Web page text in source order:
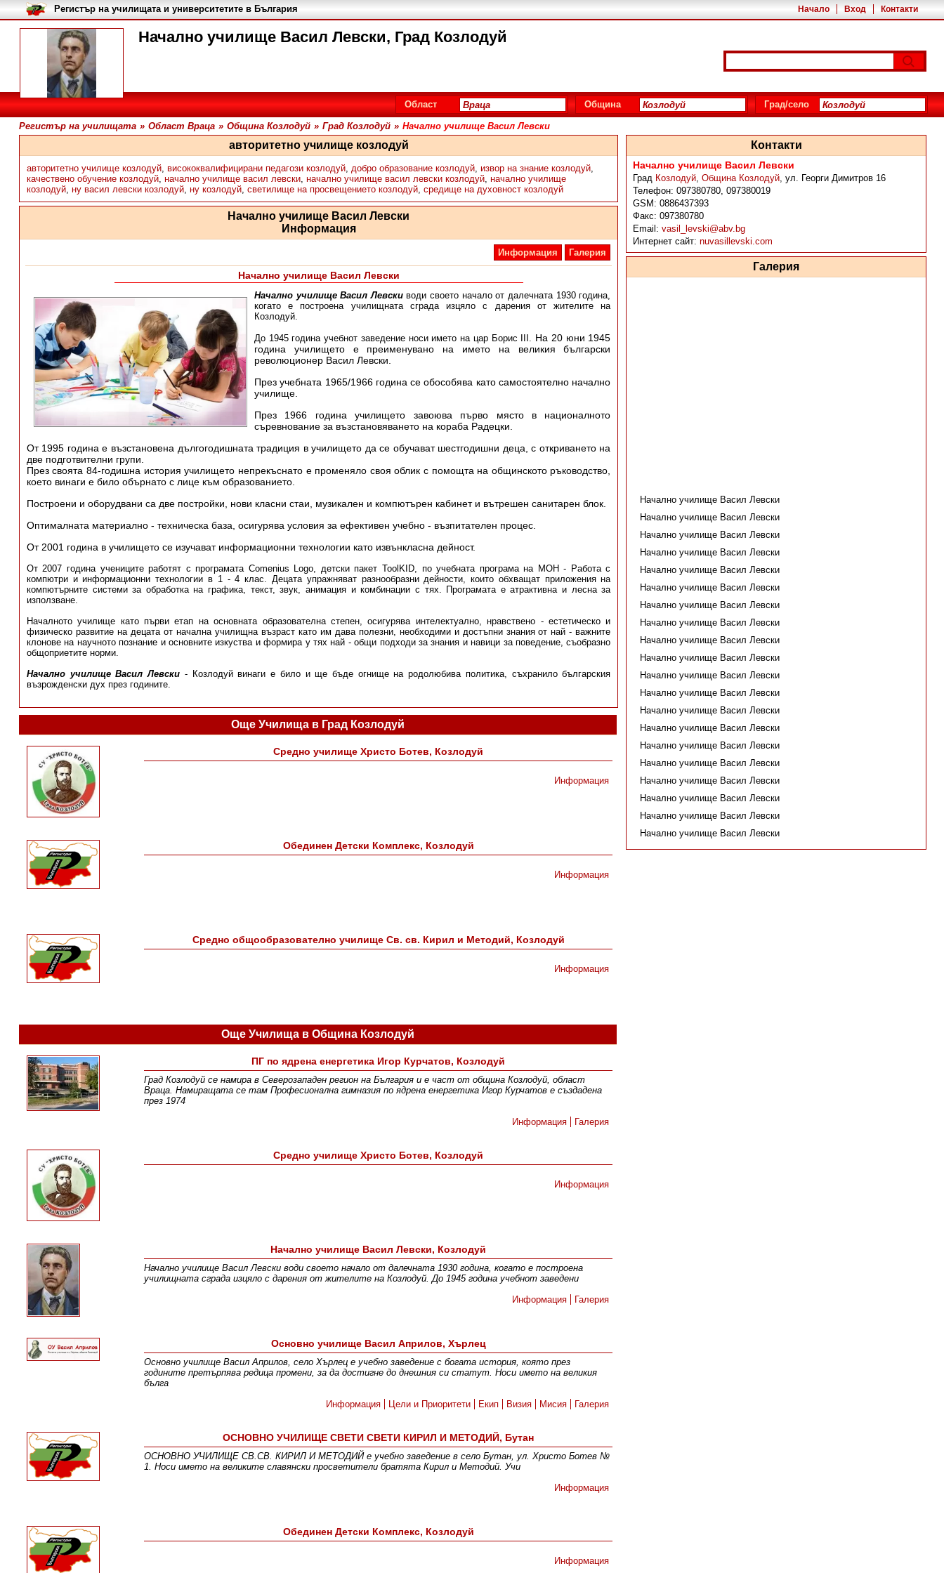
Начално училище Васил Левски, Град Козлодуй
Начало Вход Контакти
Регистър на училищата и университетите в България
Област Община Град/село
Регистър на училищата » Област Враца » Община Козлодуй » Град Козлодуй » Начално училище Васил Левски
авторитетно училище козлодуй
авторитетно училище козлодуй, висококвалифицирани педагози козлодуй, добро образование козлодуй, извор на знание козлодуй,
качествено обучение козлодуй, начално училище васил левски, начално училище васил левски козлодуй, начално училище
козлодуй, ну васил левски козлодуй, ну козлодуй, светилище на просвещението козлодуй, средище на духовност козлодуй
Начално училище Васил Левски
Информация
Информация Галерия
Начално училище Васил Левски
Начално училище Васил Левскиводи своето начало от далечната 1930 година,
когато е построена училищната сграда изцяло с дарения от жителите на
Козлодуй.
До 1945 година учебнот заведение носи името на цар Борис III. На 20 юни 1945
година училището е преименувано на името на великия български
революционер Васил Левски.
През учебната 1965/1966 година се обособява като самостоятелно начално
училище.
През 1966 година училището завоюва първо място в националното
съревнование за възстановяването на кораба Радецки.
От 1995 година е възстановена дългогодишната традиция в училището да се обучават шестгодишни деца, с откриването на
две подготвителни групи.
През своята 84-годишна история училището непрекъснато е променяло своя облик с помощта на общинското ръководство,
което винаги е било обърнато с лице към образованието.
Построени и оборудвани са две постройки, нови класни стаи, музикален и компютърен кабинет и вътрешен санитарен блок.
Оптималната материално - техническа база, осигурява условия за ефективен учебно - възпитателен процес.
От 2001 година в училището се изучават информационни технологии като извънкласна дейност.
От 2007 година учениците работят с програмата Comenius Logo, детски пакет ToolKID, по учебната програма на МОН - Работа с
компютри и информационни технологии в 1 - 4 клас. Децата упражняват разнообразни дейности, които обхващат приложения на
компютърните системи за обработка на графика, текст, звук, анимация и комбинации с тях. Програмата е атрактивна и лесна за
използване.
Началното училище като първи етап на основната образователна степен, осигурява интелектуално, нравствено - естетическо и
физическо развитие на децата от начална училищна възраст като им дава полезни, необходими и достъпни знания от най - важните
клонове на научното познание и основните изкуства и формира у тях най - общи подходи за знания и навици за поведение, съобразно
общоприетите норми.
Начално училище Васил Левски - Козлодуй винаги е било и ще бъде огнище на родолюбива политика, съхранило българския
възрожденски дух през годините.
Контакти
Начално училище Васил Левски
Град Козлодуй, Община Козлодуй, ул. Георги Димитров 16
Телефон: 097380780, 097380019
GSM: 0886437393
Факс: 097380780
Email: vasil_levski@abv.bg
Интернет сайт: nuvasillevski.com
Галерия
Начално училище Васил Левски
Начално училище Васил Левски
Начално училище Васил Левски
Начално училище Васил Левски
Начално училище Васил Левски
Начално училище Васил Левски
Начално училище Васил Левски
Начално училище Васил Левски
Начално училище Васил Левски
Начално училище Васил Левски
Начално училище Васил Левски
Начално училище Васил Левски
Начално училище Васил Левски
Начално училище Васил Левски
Начално училище Васил Левски
Начално училище Васил Левски
Начално училище Васил Левски
Начално училище Васил Левски
Начално училище Васил Левски
Начално училище Васил Левски
Още Училища в Град Козлодуй
Средно училище Христо Ботев, Козлодуй
Информация
Обeдинен Детски Комплекс, Козлодуй
Информация
Средно общообразователно училище Св. св. Кирил и Методий, Козлодуй
Информация
Още Училища в Община Козлодуй
ПГ по ядрена енергетика Игор Курчатов, Козлодуй
Град Козлодуй се намира в Северозападен регион на България и е част от община Козлодуй, област
Враца. Намиращата се там Професионална гимназия по ядрена енергетика Игор Курчатов е създадена
през 1974
Информация
Галерия
Средно училище Христо Ботев, Козлодуй
Информация
Начално училище Васил Левски, Козлодуй
Начално училище Васил Левски води своето начало от далечната 1930 година, когато е построена
училищната сграда изцяло с дарения от жителите на Козлодуй. До 1945 година учебнот заведени
Информация
Галерия
Основно училище Васил Априлов, Хърлец
Основно училище Васил Априлов, село Хърлец е учебно заведение с богата история, която през
годините претърпява редица промени, за да достигне до днешния си статут. Носи името на великия
бълга
Информация
Цели и Приоритети Екип Визия Мисия Галерия
ОСНОВНО УЧИЛИЩЕ СВЕТИ СВЕТИ КИРИЛ И МЕТОДИЙ, Бутан
ОСНОВНО УЧИЛИЩЕ СВ.СВ. КИРИЛ И МЕТОДИЙ е учебно заведение в село Бутан, ул. Христо Ботев №
1. Носи името на великите славянски просветители братята Кирил и Методий. Учи
Информация
Обeдинен Детски Комплекс, Козлодуй
Информация